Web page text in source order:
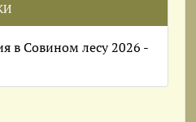
в Совином лесу 2026 -